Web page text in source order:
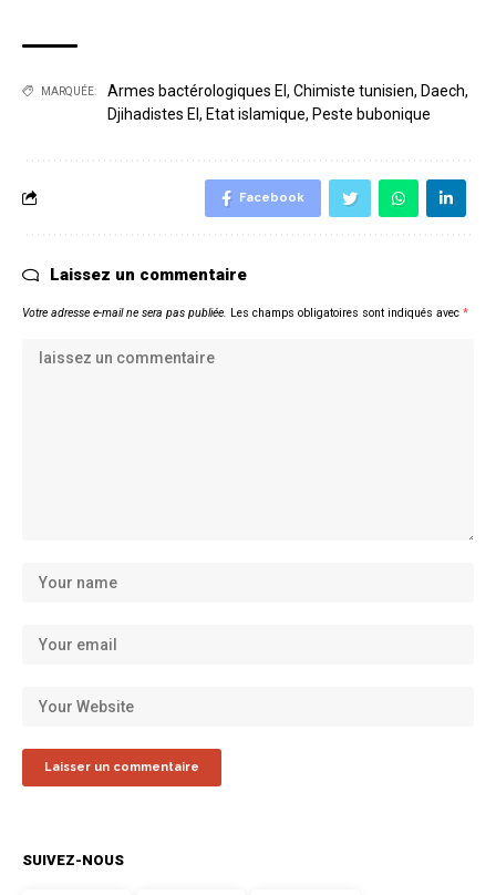
MARQUÉE: Armes bactérologiques EI, Chimiste tunisien, Daech,
Djihadistes EI, Etat islamique, Peste bubonique
Facebook
Laissez un commentaire
Votre adresse e-mail ne sera pas publiée. Les champs obligatoires sont indiqués avec *
SUIVEZ-NOUS